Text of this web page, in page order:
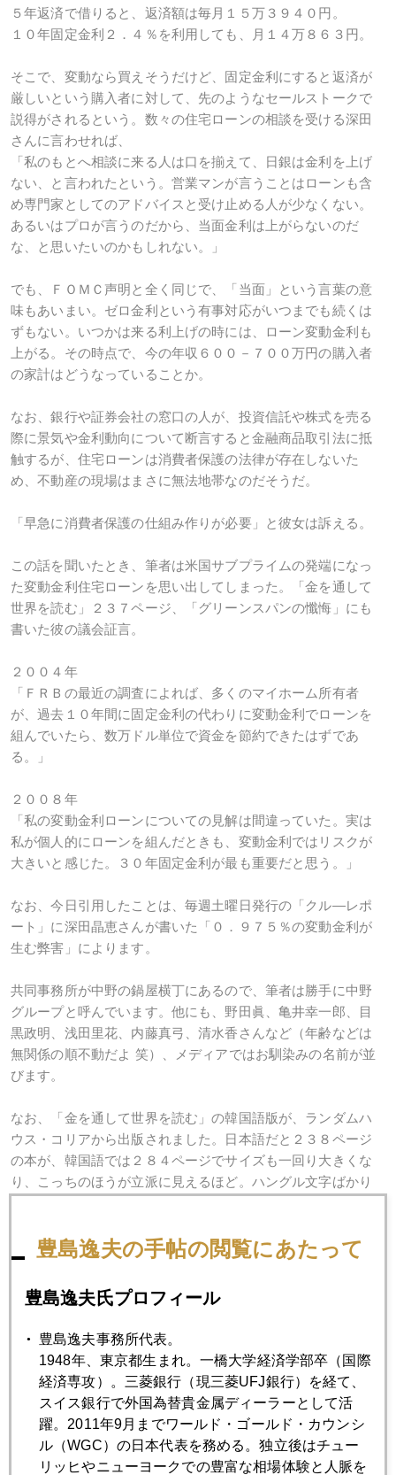
５年返済で借りると、返済額は毎月１５万３９４０円。
１０年固定金利２．４％を利用しても、月１４万８６３円。
そこで、変動なら買えそうだけど、固定金利にすると返済が
厳しいという購入者に対して、先のようなセールストークで
説得がされるという。数々の住宅ローンの相談を受ける深田
さんに言わせれば、
「私のもとへ相談に来る人は口を揃えて、日銀は金利を上げ
ない、と言われたという。営業マンが言うことはローンも含
め専門家としてのアドバイスと受け止める人が少なくない。
あるいはプロが言うのだから、当面金利は上がらないのだ
な、と思いたいのかもしれない。」
でも、ＦＯＭＣ声明と全く同じで、「当面」という言葉の意
味もあいまい。ゼロ金利という有事対応がいつまでも続くは
ずもない。いつかは来る利上げの時には、ローン変動金利も
上がる。その時点で、今の年収６００－７００万円の購入者
の家計はどうなっていることか。
なお、銀行や証券会社の窓口の人が、投資信託や株式を売る
際に景気や金利動向について断言すると金融商品取引法に抵
触するが、住宅ローンは消費者保護の法律が存在しないた
め、不動産の現場はまさに無法地帯なのだそうだ。
「早急に消費者保護の仕組み作りが必要」と彼女は訴える。
この話を聞いたとき、筆者は米国サブプライムの発端になっ
た変動金利住宅ローンを思い出してしまった。「金を通して
世界を読む」２３７ページ、「グリーンスパンの懺悔」にも
書いた彼の議会証言。
２００４年
「ＦＲＢの最近の調査によれば、多くのマイホーム所有者
が、過去１０年間に固定金利の代わりに変動金利でローンを
組んでいたら、数万ドル単位で資金を節約できたはずであ
る。」
２００８年
「私の変動金利ローンについての見解は間違っていた。実は
私が個人的にローンを組んだときも、変動金利ではリスクが
大きいと感じた。３０年固定金利が最も重要だと思う。」
なお、今日引用したことは、毎週土曜日発行の「クル―レポ
ート」に深田晶恵さんが書いた「０．９７５％の変動金利が
生む弊害」によります。
共同事務所が中野の鍋屋横丁にあるので、筆者は勝手に中野
グループと呼んでいます。他にも、野田眞、亀井幸一郎、目
黒政明、浅田里花、内藤真弓、清水香さんなど（年齢などは
無関係の順不動だよ 笑）、メディアではお馴染みの名前が並
びます。
なお、「金を通して世界を読む」の韓国語版が、ランダムハ
ウス・コリアから出版されました。日本語だと２３８ページ
の本が、韓国語では２８４ページでサイズも一回り大きくな
り、こっちのほうが立派に見えるほど。ハングル文字ばかり
れているそうです。著者としてはアジアに広がり素直に嬉し
2009年
1月 2月 3月 4月 5月 6月
7月 8月 9月 10月 11月 12月
豊島逸夫の手帖の閲覧にあたって
豊島逸夫氏プロフィール
豊島逸夫事務所代表。
1948年、東京都生まれ。一橋大学経済学部卒（国際
経済専攻）。三菱銀行（現三菱UFJ銀行）を経て、
スイス銀行で外国為替貴金属ディーラーとして活
躍。2011年9月までワールド・ゴールド・カウンシ
ル（WGC）の日本代表を務める。独立後はチュー
リッヒやニューヨークでの豊富な相場体験と人脈を